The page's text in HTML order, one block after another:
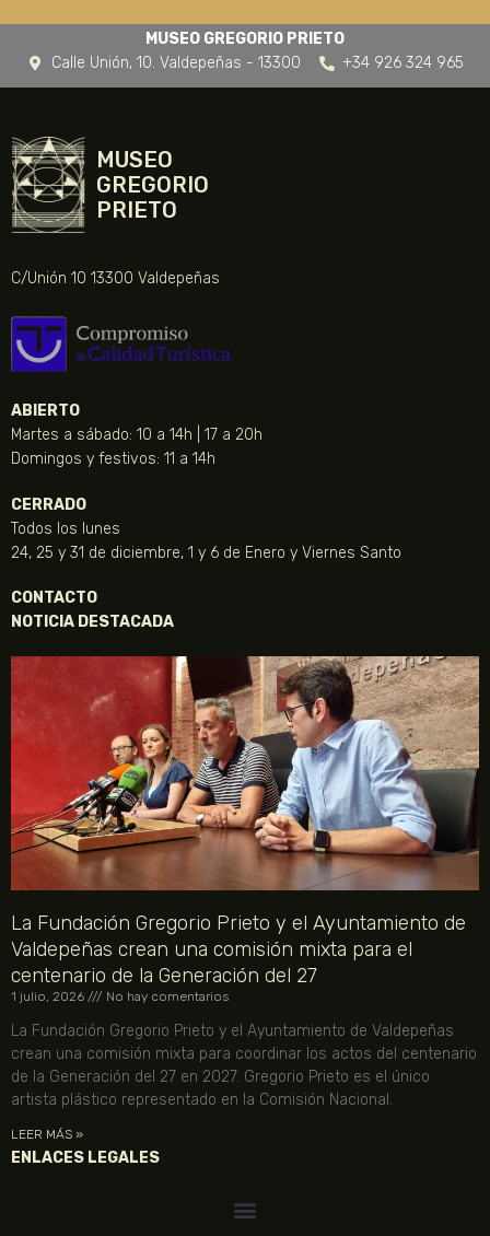
MUSEO GREGORIO PRIETO
Calle Unión, 10. Valdepeñas - 13300
+34 926 324 965
MUSEO
GREGORIO
PRIETO
C/Unión 10 13300 Valdepeñas
ABIERTO
Martes a sábado: 10 a 14h | 17 a 20h
Domingos y festivos: 11 a 14h
CERRADO
Todos los lunes
24, 25 y 31 de diciembre, 1 y 6 de Enero y Viernes Santo
CONTACTO
NOTICIA DESTACADA
La Fundación Gregorio Prieto y el Ayuntamiento de
Valdepeñas crean una comisión mixta para el
centenario de la Generación del 27
1 julio, 2026 No hay comentarios
La Fundación Gregorio Prieto y el Ayuntamiento de Valdepeñas
crean una comisión mixta para coordinar los actos del centenario
de la Generación del 27 en 2027. Gregorio Prieto es el único
artista plástico representado en la Comisión Nacional.
LEER MÁS »
ENLACES LEGALES